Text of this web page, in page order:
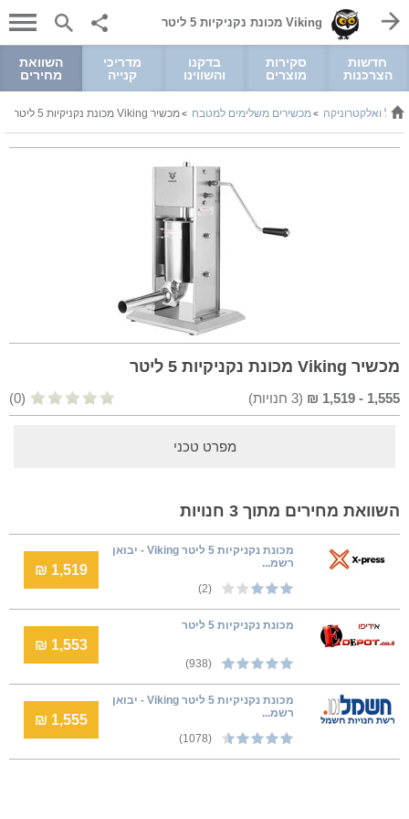
Viking מכונת נקניקיות 5 ליטר
חדשות
הצרכנות
סקירות
מוצרים
בדקנו
והשווינו
מדריכי
קנייה
השוואת
מחירים
ואלקטרוניקה >מכשירים משלימים למטבח >מכשיר Viking מכונת נקניקיות 5 ליטר
מכשיר Viking מכונת נקניקיות 5 ליטר
1,555
-
1,519
₪
(
3 חנויות) (0)
מפרט טכני
השוואת מחירים מתוך 3 חנויות
מכונת נקניקיות 5 ליטר Viking - יבואן
רשמ...
(2)
1,519 ₪
מכונת נקניקיות 5 ליטר
(938)
1,553 ₪
מכונת נקניקיות 5 ליטר Viking - יבואן
רשמ...
(1078)
1,555 ₪